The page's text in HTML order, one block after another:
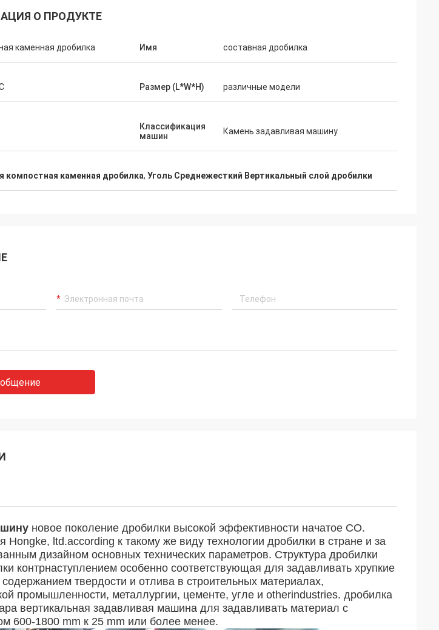
О ПРОДУКТЕ
каменная дробилка Имя составная дробилка
Размер (L*W*H) различные модели
Классификация
машин
Камень задавливая машину
компостная каменная дробилка, Уголь Среднежесткий Вертикальный слой дробилки
новое поколение дробилки высокой эффективности начатое CO.
Hongke, ltd.according к такому же виду технологии дробилки в стране и за
дизайном основных технических параметров. Структура дробилки
контрнаступлением особенно соответствующая для задавливать хрупкие
твердости и отлива в строительных материалах,
промышленности, металлургии, цементе, угле и otherindustries. дробилка
вертикальная задавливая машина для задавливать материал с
600-1800 mm к 25 mm или более менее.